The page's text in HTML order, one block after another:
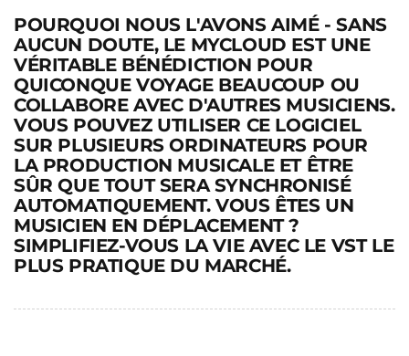
POURQUOI NOUS L'AVONS AIMÉ- SANS
AUCUN DOUTE, LE MYCLOUD EST UNE
VÉRITABLE BÉNÉDICTION POUR
QUICONQUE VOYAGE BEAUCOUP OU
COLLABORE AVEC D'AUTRES MUSICIENS.
VOUS POUVEZ UTILISER CE LOGICIEL
SUR PLUSIEURSORDINATEURS POUR
LA PRODUCTION MUSICALEET ÊTRE
SÛR QUE TOUT SERA SYNCHRONISÉ
AUTOMATIQUEMENT. VOUS ÊTES UN
MUSICIEN EN DÉPLACEMENT ?
SIMPLIFIEZ-VOUS LA VIE AVEC LE VST LE
PLUS PRATIQUE DU MARCHÉ.